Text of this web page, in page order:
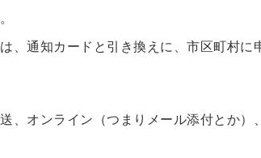
、通知カードと引き換えに、市区町村
、オンライン（つまりメール添付とか）